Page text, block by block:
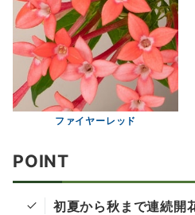
ファイヤーレッド
POINT
初夏から秋まで連続開